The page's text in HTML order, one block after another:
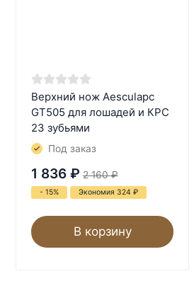
Верхний нож Aesculapс
GT505 для лошадей и КРС
23 зубьями
Под заказ
1 836 ₽ 2 160 ₽
- 15% Экономия 324 ₽
В корзину